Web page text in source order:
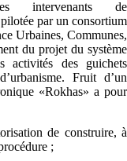
intervenants de
par un consortium
Urbaines, Communes,
du projet du système
activités des guichets
Fruit d’un
«Rokhas» a pour
de construire, à
;